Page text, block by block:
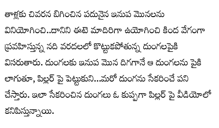
తాళ్లకు చివరన బిగించిన పదునైన ఇనుప మొనలను
వినియోగించి..దానిని ఈటె మాదిరిగా ఉయోగించి కింద వేగంగా
ప్రవహిస్తున్న నది వరదలలో కొట్టుకపోతున్న దుంగలపైకి
విసరుతారు. దుంగలకు ఇనుప మొన దిగగానే ఆ దుంగలను పైకి
లాగుతూ, పిల్లర్ పై పెట్టుకుని…మరో దుంగను సేకరించే పని
చేస్తారు. ఇలా సేకరించిన దుంగలు ఓ కుప్పగా పిల్లర్ పై వీడియోలో
కనిపిస్తున్నాయి.